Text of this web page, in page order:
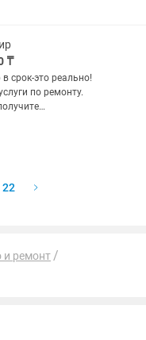
₸
срок-это реально!
по ремонту.
-10% от
22
и ремонт